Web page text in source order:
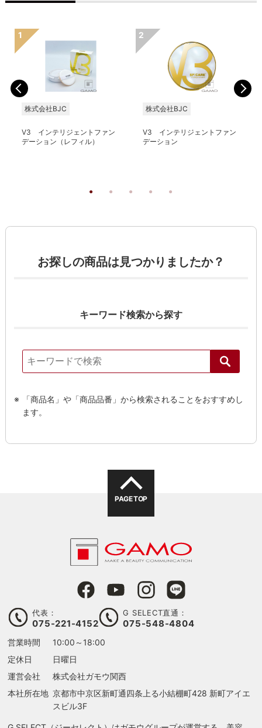
株式会社BJC
V3 インテリジェントファン
デーション（レフィル）
株式会社BJC
V3 インテリジェントファン
デーション
お探しの商品は見つかりましたか？
キーワード検索から探す
「商品名」や「商品品番」から検索されることをおすすめし
ます。
PAGE TOP
代表：
075-221-4152
G SELECT直通：
075-548-4804
営業時間
10:00～18:00
定休日
日曜日
運営会社
株式会社ガモウ関西
本社所在地 京都市中京区新町通四条上る小結棚町428 新町アイエ
スビル3F